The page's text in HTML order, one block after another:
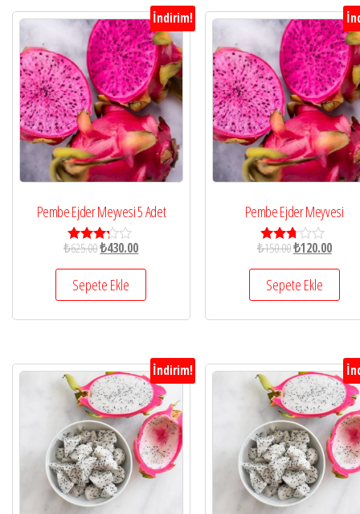
İndirim!
Pembe Ejder Meyvesi 5 Adet
5
3.11
oy aldı
₺625.00₺430.00
Sepete Ekle
Pembe Ejder Meyvesi
5
2.62
oy aldı
₺150.00₺120.00
Sepete Ekle
İndirim!